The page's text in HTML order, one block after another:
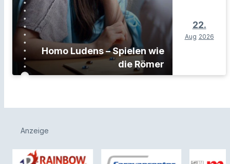
Homo Ludens – Spielen wie
die Römer
22.
Aug 2026
Anzeige